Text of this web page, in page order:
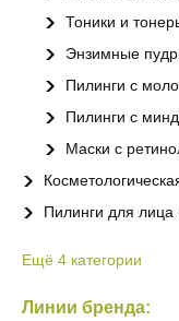
Тоники и
Энзимные
Пилинги с
Пилинги с
Маски с
Пилинги для лица
Ещё 4 категории
Линии бренда: